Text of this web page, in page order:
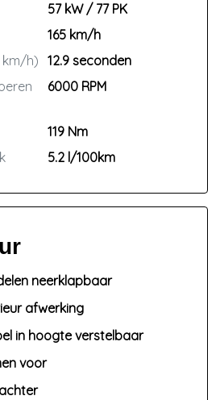
57 kW / 77 PK
165 km/h
km/h)
12.9 seconden
6000 RPM
119 Nm
5.2 l/100km
neerklapbaar
afwerking
in hoogte verstelbaar
voor